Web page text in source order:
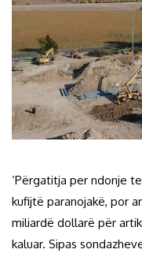
‘Përgatitja per ndonje
kufijtë paranojakë, por
miliardë dollarë për
kaluar. Sipas